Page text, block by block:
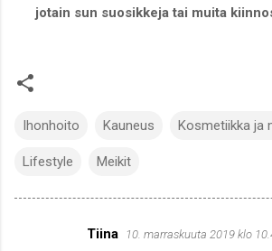
jotain sun suosikkeja tai muita
Ihonhoito Kauneus Kosmetiikka ja
Lifestyle Meikit
Tiina 10. marraskuuta 2019 klo